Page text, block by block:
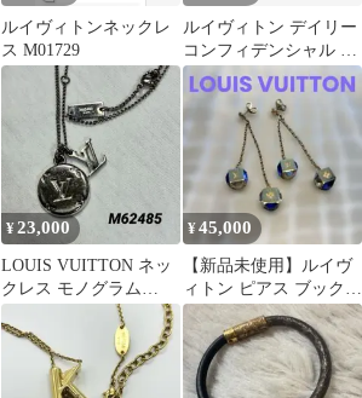
ルイヴィトンネックレ
ス M01729
ルイヴィトン デイリー
コンフィデンシャル ブ
レスレット 新品未開封
レディース
¥23,000
LOUIS VUITTON ネッ
クレス モノグラム
M62485 シルバー
¥45,000
【新品未使用】ルイヴ
ィトン ピアス ブックル
ドレイユ パンダンギャ
ンブル